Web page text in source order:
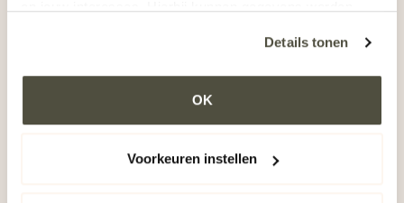
noodzakelijk’ om alleen noodzakelijke cookies toe te
ieder moment wijzigen via onze cookie-instellingen. Meer
Details tonen
OK
Voorkeuren instellen